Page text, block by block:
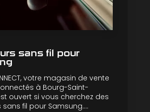
sans fil pour
votre magasin de vente
à Bourg-Saint-
ouvert si vous cherchez des
fil pour Samsung....